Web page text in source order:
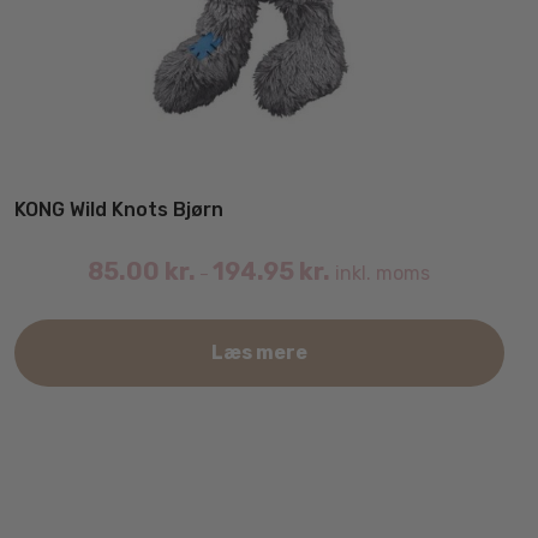
KONG Wild Knots Bjørn
85.00 kr. – 194.95 kr. inkl. moms
Læs mere